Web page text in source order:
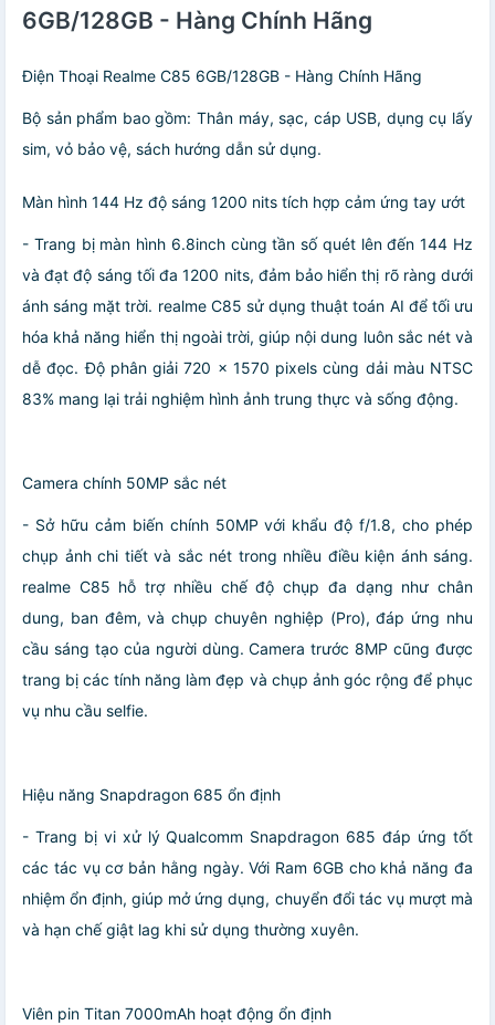
6GB/128GB - Hàng Chính Hãng
Điện Thoại Realme C85 6GB/128GB - Hàng Chính Hãng
Bộ sản phẩm bao gồm: Thân máy, sạc, cáp USB, dụng cụ lấy
sim, vỏ bảo vệ, sách hướng dẫn sử dụng.
Màn hình 144 Hz độ sáng 1200 nits tích hợp cảm ứng tay ướt
- Trang bị màn hình 6.8inch cùng tần số quét lên đến 144 Hz
và đạt độ sáng tối đa 1200 nits, đảm bảo hiển thị rõ ràng dưới
ánh sáng mặt trời. realme C85 sử dụng thuật toán AI để tối ưu
hóa khả năng hiển thị ngoài trời, giúp nội dung luôn sắc nét và
dễ đọc. Độ phân giải 720 x 1570 pixels cùng dải màu NTSC
83% mang lại trải nghiệm hình ảnh trung thực và sống động.
Camera chính 50MP sắc nét
- Sở hữu cảm biến chính 50MP với khẩu độ f/1.8, cho phép
chụp ảnh chi tiết và sắc nét trong nhiều điều kiện ánh sáng.
realme C85 hỗ trợ nhiều chế độ chụp đa dạng như chân
dung, ban đêm, và chụp chuyên nghiệp (Pro), đáp ứng nhu
cầu sáng tạo của người dùng. Camera trước 8MP cũng được
trang bị các tính năng làm đẹp và chụp ảnh góc rộng để phục
vụ nhu cầu selfie.
Hiệu năng Snapdragon 685 ổn định
- Trang bị vi xử lý Qualcomm Snapdragon 685 đáp ứng tốt
các tác vụ cơ bản hằng ngày. Với Ram 6GB cho khả năng đa
nhiệm ổn định, giúp mở ứng dụng, chuyển đổi tác vụ mượt mà
và hạn chế giật lag khi sử dụng thường xuyên.
Viên pin Titan 7000mAh hoạt động ổn định